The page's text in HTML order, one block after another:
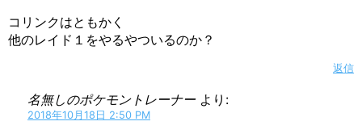
コリンクはともかく
他のレイド１をやるやついるのか？
返信
名無しのポケモントレーナー より:
2018年10月18日 2:50 PM